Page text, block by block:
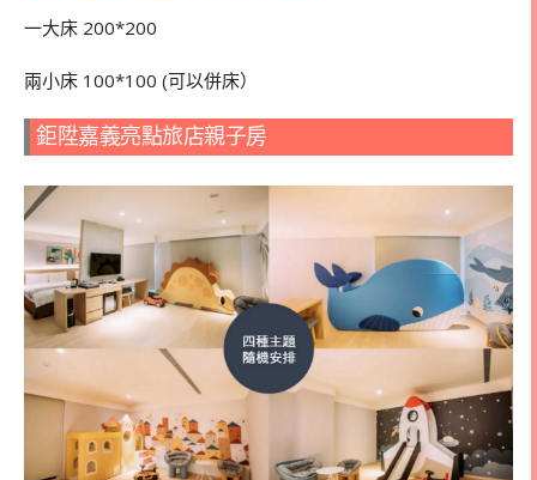
一大床 200*200
兩小床 100*100 (可以併床）
鉅陞嘉義亮點旅店親子房